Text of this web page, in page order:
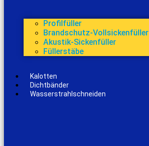
Profilfüller
Brandschutz-Vollsickenfüller
Akustik-Sickenfüller
Füllerstäbe
Kalotten
Dichtbänder
Wasserstrahlschneiden